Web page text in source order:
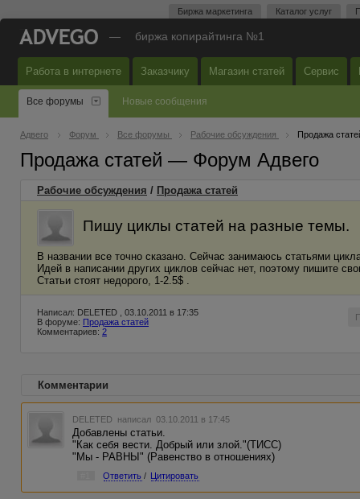
Биржа маркетинга Каталог услуг
— биржа копирайтинга №1
Работа в интернете Заказчику Магазин статей Сервис
Все форумы Новые сообщения
Адвего Форум Все форумы Рабочие обсуждения Продажа
Продажа статей — Форум Адвего
Рабочие обсуждения / Продажа статей
Пишу циклы статей на разные темы.
В названии все точно сказано. Сейчас занимаюсь статьями
Идей в написании других циклов сейчас нет, поэтому пишите
Статьи стоят недорого, 1-2.5$ .
Написал: DELETED , 03.10.2011 в 17:35
В форуме: Продажа статей
Комментариев: 2
Комментарии
DELETED написал 03.10.2011 в 17:45
Добавлены статьи.
"Как себя вести. Добрый или злой."(ТИСС)
"Мы - РАВНЫ" (Равенство в отношениях)
Ответить / Цитировать